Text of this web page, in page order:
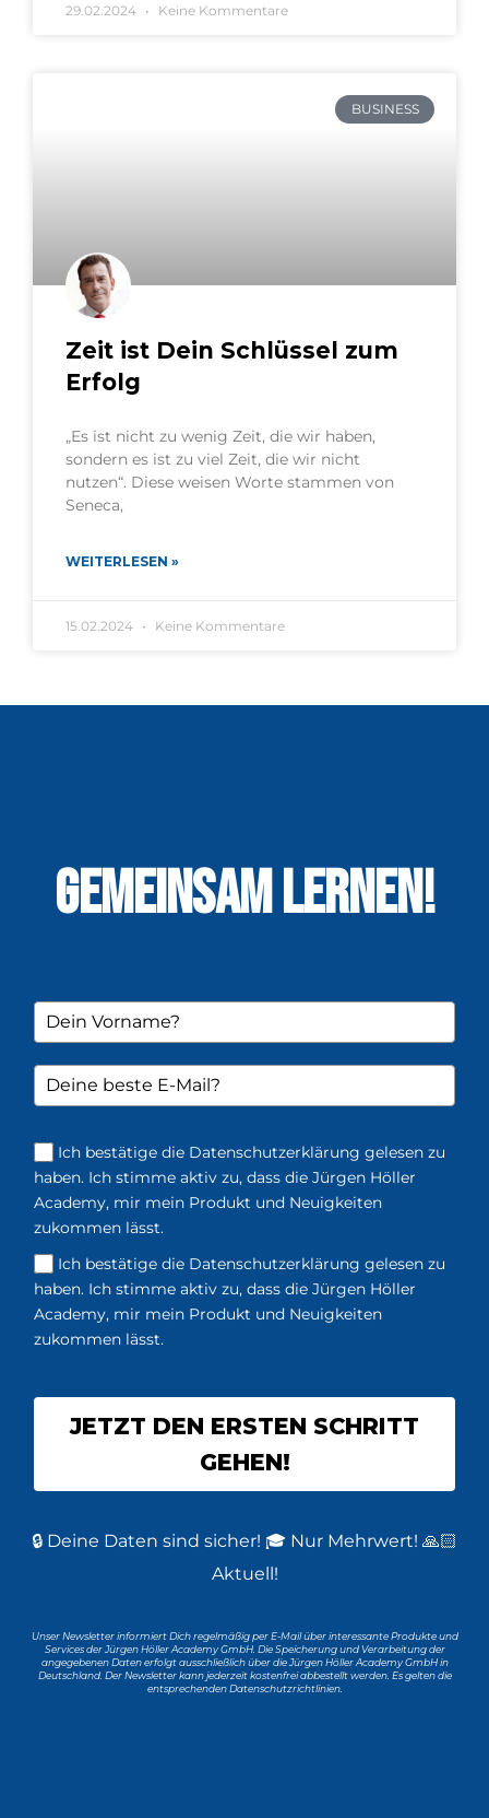
29.02.2024 Keine Kommentare
BUSINESS
Zeit ist Dein Schlüssel zum
Erfolg
„Es ist nicht zu wenig Zeit, die wir haben,
sondern es ist zu viel Zeit, die wir nicht
nutzen“. Diese weisen Worte stammen von
Seneca,
WEITERLESEN »
15.02.2024 Keine Kommentare
GEMEINSAM LERNEN!
Ich bestätige die Datenschutzerklärung gelesen zu
haben. Ich stimme aktiv zu, dass die Jürgen Höller
Academy, mir mein Produkt und Neuigkeiten
zukommen lässt.
Ich bestätige die Datenschutzerklärung gelesen zu
haben. Ich stimme aktiv zu, dass die Jürgen Höller
Academy, mir mein Produkt und Neuigkeiten
zukommen lässt.
JETZT DEN ERSTEN SCHRITT
GEHEN!
🔒 Deine Daten sind sicher! 🎓 Nur Mehrwert! 🙏🏻
Aktuell!
Unser Newsletter informiert Dich regelmäßig per E-Mail über interessante Produkte und
Services der Jürgen Höller Academy GmbH. Die Speicherung und Verarbeitung der
angegebenen Daten erfolgt ausschließlich über die Jürgen Höller Academy GmbH in
Deutschland. Der Newsletter kann jederzeit kostenfrei abbestellt werden. Es gelten die
entsprechenden Datenschutzrichtlinien.